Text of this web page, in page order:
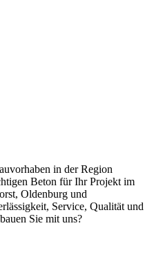
in der Region
Beton für Ihr Projekt im
Oldenburg und
Service, Qualität und
Sie mit uns?